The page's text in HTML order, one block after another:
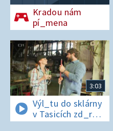
Kradou nám
pí_mena
3:03
Výl_tu do sklárny
v Tasicích zd_r
a Čern_bílovi